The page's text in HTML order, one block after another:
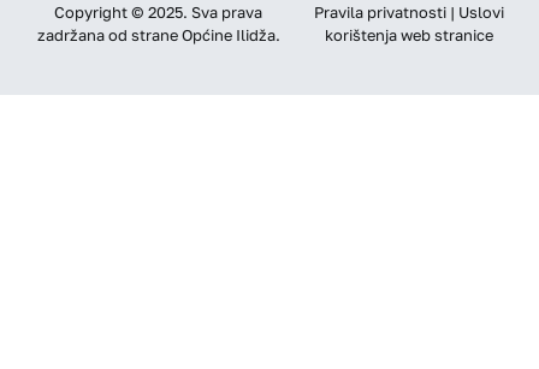
Copyright © 2025. Sva prava
zadržana od strane Općine Ilidža.
Pravila privatnosti | Uslovi
korištenja web stranice